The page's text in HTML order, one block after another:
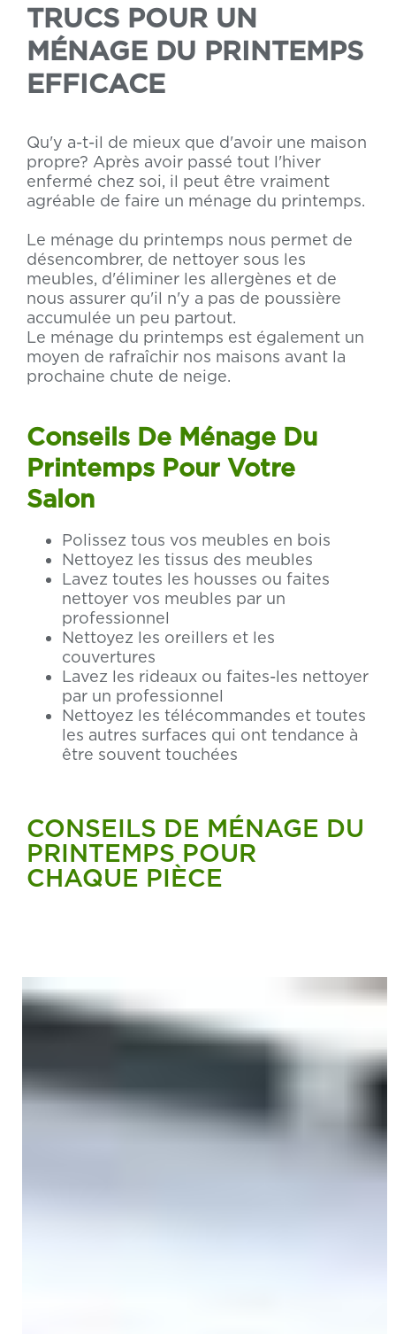
TRUCS POUR UN
MÉNAGE DU PRINTEMPS
EFFICACE
Qu'y a-t-il de mieux que d'avoir une maison
propre? Après avoir passé tout l'hiver
enfermé chez soi, il peut être vraiment
agréable de faire un ménage du printemps.
Le ménage du printemps nous permet de
désencombrer, de nettoyer sous les
meubles, d'éliminer les allergènes et de
nous assurer qu'il n'y a pas de poussière
accumulée un peu partout.
Le ménage du printemps est également un
moyen de rafraîchir nos maisons avant la
prochaine chute de neige.
Conseils De Ménage Du
Printemps Pour Votre
Salon
Polissez tous vos meubles en bois
Nettoyez les tissus des meubles
Lavez toutes les housses ou faites
nettoyer vos meubles par un
professionnel
Nettoyez les oreillers et les
couvertures
Lavez les rideaux ou faites-les nettoyer
par un professionnel
Nettoyez les télécommandes et toutes
les autres surfaces qui ont tendance à
être souvent touchées
CONSEILS DE MÉNAGE DU
PRINTEMPS POUR
CHAQUE PIÈCE